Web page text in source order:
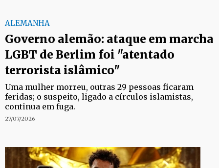
ALEMANHA
Governo alemão: ataque em marcha
LGBT de Berlim foi "atentado
terrorista islâmico"
Uma mulher morreu, outras 29 pessoas ficaram
feridas; o suspeito, ligado a círculos islamistas,
continua em fuga.
27/07/2026